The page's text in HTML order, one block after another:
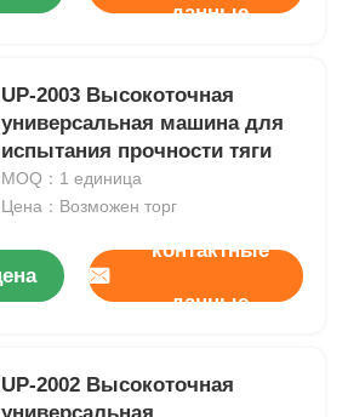
испытаний лаборатории
данные
UP-2003 Высокоточная
универсальная машина для
испытания прочности тяги
MOQ：1 единица
Цена：Возможен торг
контактные
данные
UP-2002 Высокоточная
универсальная